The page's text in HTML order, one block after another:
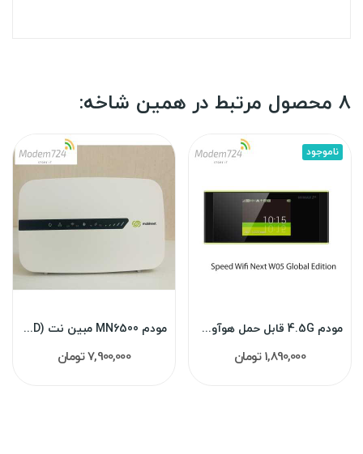
8 محصول مرتبط در همین شاخه:
مودم MN6500 مبین نت (TDD/FDD) سه ماهه
7,900,000 تومان
ناموجود
مودم 4.5G قابل حمل هوآوی مدل Speed Wifi Next...
1,890,000 تومان